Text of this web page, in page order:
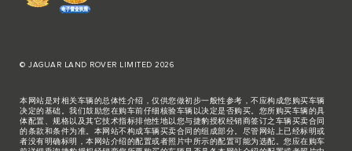
© JAGUAR LAND ROVER LIMITED 2026
本网站是对相关车辆的总体性介绍，仅供您做初步一般性参考，不应构成您购买车辆
决定的基础。我们鼓励您在购车前仔细核验车辆以决定是否购买。您所购买车辆的具
体配置、规格以及其它技术指标排他性地以您与捷豹授权经销商签订之车辆买卖合同
的条款和条件为准。本网站不构成车辆买卖合同的组成部分。尽管网站上已经标明或
者没有明确标明，本网站介绍的配置或者照片中所示的配置可能为选配。您应在购车